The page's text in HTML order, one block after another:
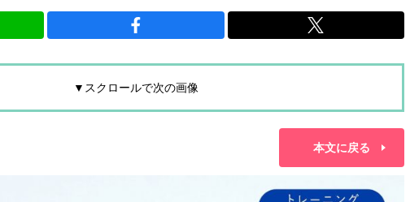
▼スクロールで次の画像
本文に戻る